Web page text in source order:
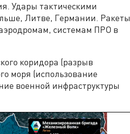
Удары тактическими
Литве, Германии. Ракеты
системам ПРО в
коридора (разрыв
моря (использование
военной инфраструктуры